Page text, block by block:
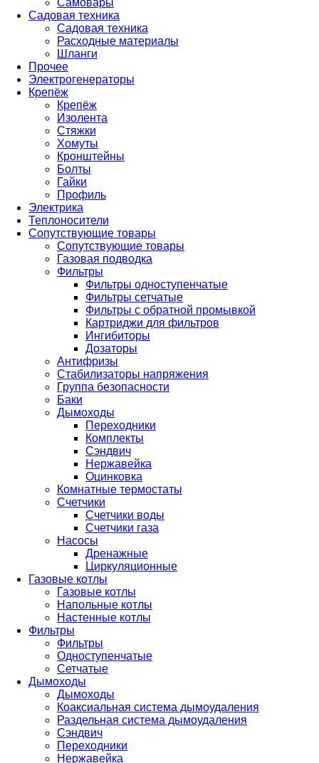
Самовары
Садовая техника
Садовая техника
Расходные материалы
Шланги
Прочее
Электрогенераторы
Крепёж
Крепёж
Изолента
Стяжки
Хомуты
Кронштейны
Болты
Гайки
Профиль
Электрика
Теплоносители
Сопутствующие товары
Сопутствующие товары
Газовая подводка
Фильтры
Фильтры одноступенчатые
Фильтры сетчатые
Фильтры с обратной промывкой
Картриджи для фильтров
Ингибиторы
Дозаторы
Антифризы
Стабилизаторы напряжения
Группа безопасности
Баки
Дымоходы
Переходники
Комплекты
Сэндвич
Нержавейка
Оцинковка
Комнатные термостаты
Счетчики
Счетчики воды
Счетчики газа
Насосы
Дренажные
Циркуляционные
Газовые котлы
Газовые котлы
Напольные котлы
Настенные котлы
Фильтры
Фильтры
Одноступенчатые
Сетчатые
Дымоходы
Дымоходы
Коаксиальная система дымоудаления
Раздельная система дымоудаления
Сэндвич
Переходники
Нержавейка